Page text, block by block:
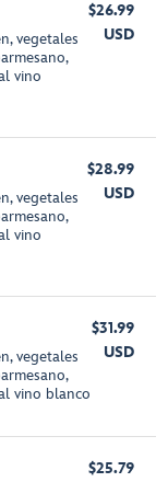
vegetales
vino
$26.99
USD
vegetales
vino
$28.99
USD
vegetales
vino blanco
$31.99
USD
$25.79